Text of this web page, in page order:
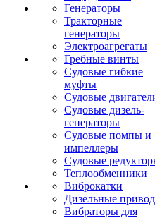
Генераторы
Тракторные
генераторы
Электроагрегаты
Гребные винты
Судовые гибкие
муфты
Судовые
Судовые дизель-
генераторы
Судовые помпы и
импеллеры
Судовые
Теплообменники
Виброкатки
Дизельные
Вибраторы для